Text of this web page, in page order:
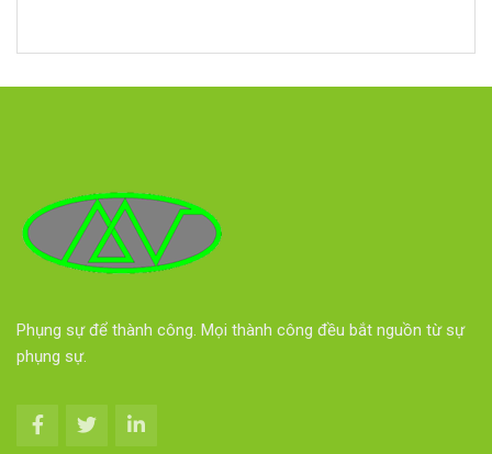
Phụng sự để thành công. Mọi thành công đều bắt nguồn từ sự
phụng sự.